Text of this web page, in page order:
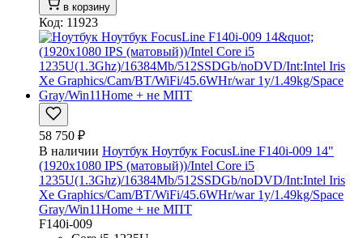
в корзину
Код: 11923
58 750 ₽
В наличии Ноутбук Ноутбук FocusLine F140i-009 14"
(1920x1080 IPS (матовый))/Intel Core i5
1235U(1.3Ghz)/16384Mb/512SSDGb/noDVD/Int:Intel Iris
Xe Graphics/Cam/BT/WiFi/45.6WHr/war 1y/1.49kg/Space
Gray/Win11Home + не МПТ
F140i-009